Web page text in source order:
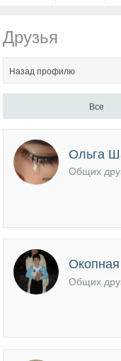
Татьяна
профиль
Друзья
Назад профилю
Все
Ольга
Общих
Общих